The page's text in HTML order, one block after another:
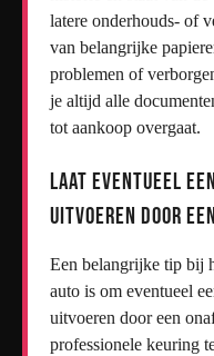
latere onderhouds- of
van belangrijke
problemen of
je altijd alle
tot aankoop overgaat.
Laat eventueel
uitvoeren door
Een belangrijke tip bij
auto is om eventueel
uitvoeren door een
professionele keuring